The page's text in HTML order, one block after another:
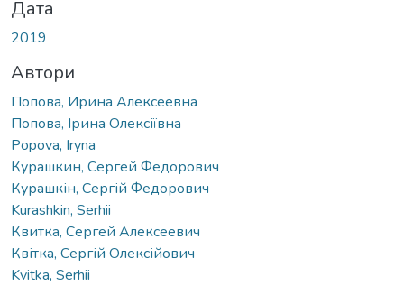
Дата
2019
Автори
Попова, Ирина Алексеевна
Попова, Ірина Олексіївна
Popova, Iryna
Курашкин, Сергей Федорович
Курашкін, Сергій Федорович
Kurashkin, Serhii
Квитка, Сергей Алексеевич
Квітка, Сергій Олексійович
Kvitka, Serhii